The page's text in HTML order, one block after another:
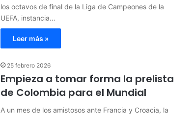
los octavos de final de la Liga de Campeones de la
UEFA, instancia…
Leer más »
25 febrero 2026
Empieza a tomar forma la prelista
de Colombia para el Mundial
A un mes de los amistosos ante Francia y Croacia, la